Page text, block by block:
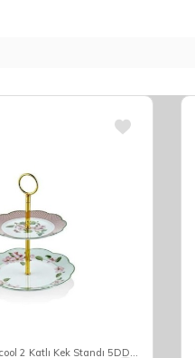
Tea Delight Horticool 2 Katlı Kek Standı 5DDC-CSD20HC1